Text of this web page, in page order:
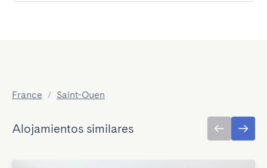
France / Saint-Ouen
Alojamientos similares